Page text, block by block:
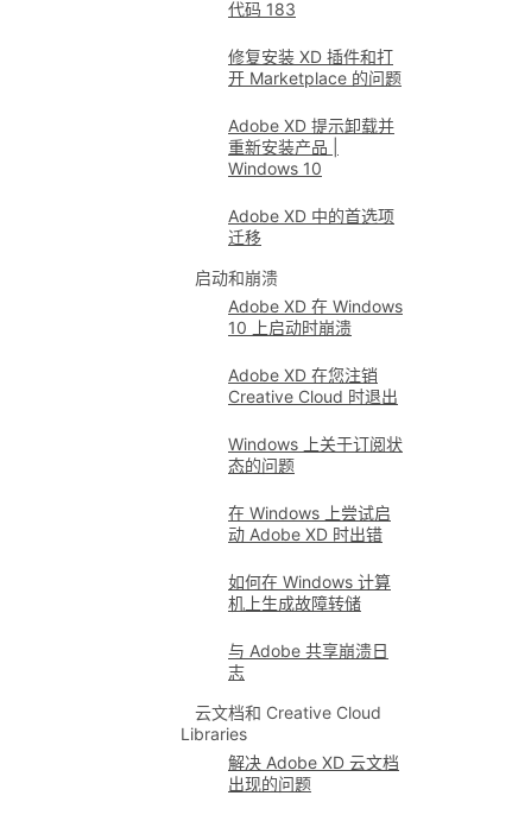
代码 183
修复安装 XD 插件和打
开 Marketplace 的问题
Adobe XD 提示卸载并
重新安装产品 |
Windows 10
Adobe XD 中的首选项
迁移
启动和崩溃
Adobe XD 在 Windows
10 上启动时崩溃
Adobe XD 在您注销
Creative Cloud 时退出
Windows 上关于订阅状
态的问题
在 Windows 上尝试启
动 Adobe XD 时出错
如何在 Windows 计算
机上生成故障转储
与 Adobe 共享崩溃日
志
云文档和 Creative Cloud
Libraries
解决 Adobe XD 云文档
出现的问题